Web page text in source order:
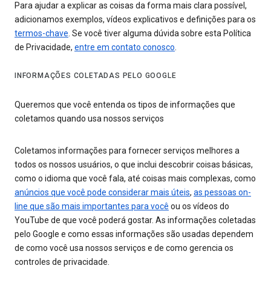
Para ajudar a explicar as coisas da forma mais clara possível,
adicionamos exemplos, vídeos explicativos e definições para os
termos-chave. Se você tiver alguma dúvida sobre esta Política
de Privacidade, entre em contato conosco.
INFORMAÇÕES COLETADAS PELO GOOGLE
Queremos que você entenda os tipos de informações que
coletamos quando usa nossos serviços
Coletamos informações para fornecer serviços melhores a
todos os nossos usuários, o que inclui descobrir coisas básicas,
como o idioma que você fala, até coisas mais complexas, como
anúncios que você pode considerar mais úteis, as pessoas on-
line que são mais importantes para você ou os vídeos do
YouTube de que você poderá gostar. As informações coletadas
pelo Google e como essas informações são usadas dependem
de como você usa nossos serviços e de como gerencia os
controles de privacidade.